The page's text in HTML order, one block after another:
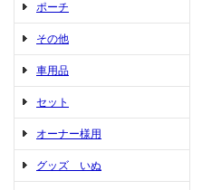
ポーチ
その他
車用品
セット
オーナー様用
グッズ いぬ